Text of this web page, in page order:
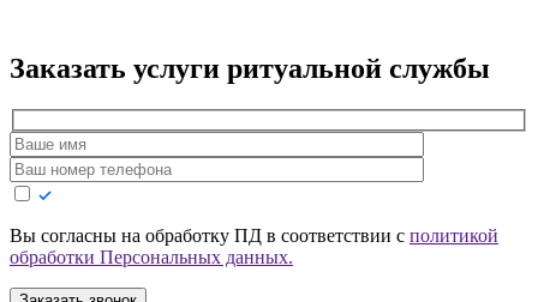
Заказать услуги ритуальной службы
Вы согласны на обработку ПД в соответствии с политикой
обработки Персональных данных.